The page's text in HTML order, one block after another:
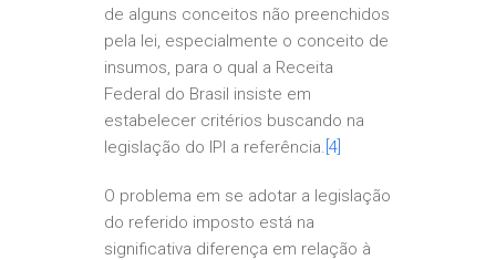
de alguns conceitos não preenchidos
pela lei, especialmente o conceito de
insumos, para o qual a Receita
Federal do Brasil insiste em
estabelecer critérios buscando na
legislação do IPI a referência. [4]
O problema em se adotar a legislação
do referido imposto está na
significativa diferença em relação à